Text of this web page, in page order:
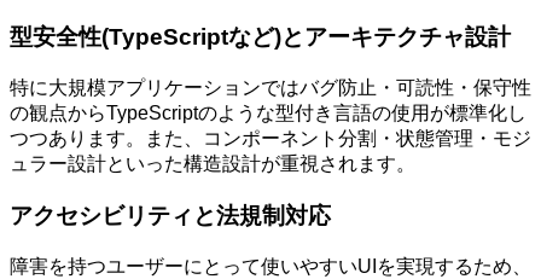
型安全性(TypeScriptなど)とアーキテクチャ設計
特に大規模アプリケーションではバグ防止・可読性・保守性
の観点からTypeScriptのような型付き言語の使用が標準化し
つつあります。また、コンポーネント分割・状態管理・モジ
ュラー設計といった構造設計が重視されます。
アクセシビリティと法規制対応
障害を持つユーザーにとって使いやすいUIを実現するため、